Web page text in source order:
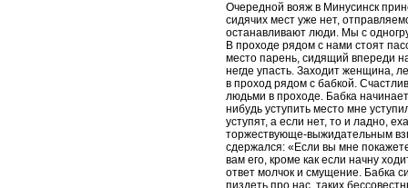
Очередной вояж в Минусинск
сидячих мест уже нет,
останавливают люди. Мы с
В проходе рядом с нами стоят
место парень, сидящий впереди
негде упасть. Заходит женщина,
в проход рядом с бабкой.
людьми в проходе. Бабка
нибудь уступить место мне
уступят, а если нет, то и ладно,
торжествующе-выжидательным
сдержался: «Если вы мне
вам его, кроме как если начну
ответ молчок и смущение. Бабка
пиздеть про нас, таких